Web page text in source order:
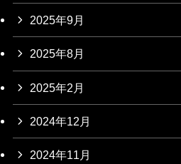
2025年9月
2025年8月
2025年2月
2024年12月
2024年11月